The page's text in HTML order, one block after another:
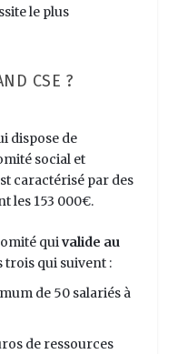
le plus
CSE ?
dispose de
social et
caractérisé par des
les 153 000€.
quivalide au
trois qui suivent :
de 50 salariés à
de ressources